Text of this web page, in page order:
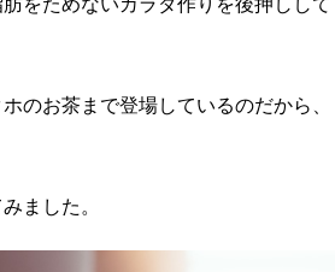
のお茶まで登場しているのだから、
ました。